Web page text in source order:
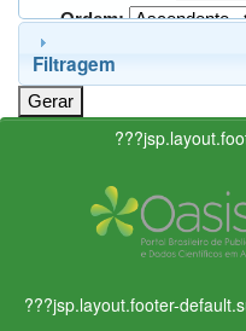
Ordem:
Filtragem
???jsp.layout.footer-